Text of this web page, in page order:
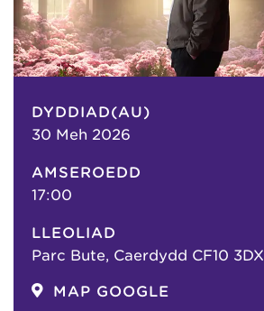
DYDDIAD(AU)
30 Meh 2026
AMSEROEDD
17:00
LLEOLIAD
Parc Bute, Caerdydd CF10 3DX
MAP GOOGLE